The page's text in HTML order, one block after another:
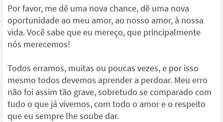
Por favor, me dê uma nova chance, dê uma nova
oportunidade ao meu amor, ao nosso amor, à nossa
vida. Você sabe que eu mereço, que principalmente
nós merecemos!
Todos erramos, muitas ou poucas vezes, e por isso
mesmo todos devemos aprender a perdoar. Meu erro
não foi assim tão grave, sobretudo se comparado com
tudo o que já vivemos, com todo o amor e o respeito
que eu sempre lhe soube dar.